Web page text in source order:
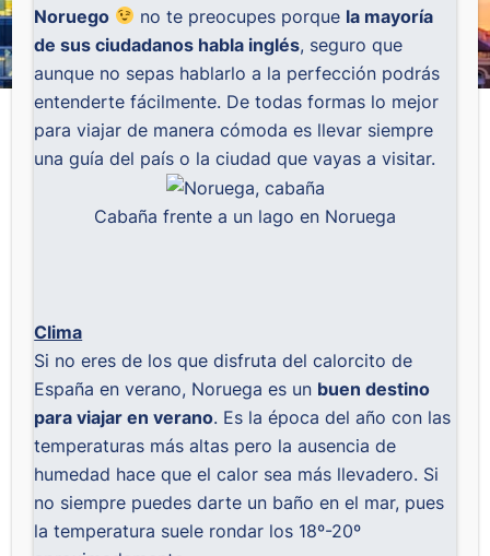
Noruego
no te preocupes porque la mayoría
de sus ciudadanos habla inglés, seguro que
aunque no sepas hablarlo a la perfección podrás
entenderte fácilmente. De todas formas lo mejor
para viajar de manera cómoda es llevar siempre
una guía del país o la ciudad que vayas a visitar.
Cabaña frente a un lago en Noruega
Clima
Si no eres de los que disfruta del calorcito de
España en verano, Noruega es un buen destino
para viajar en verano. Es la época del año con las
temperaturas más altas pero la ausencia de
humedad hace que el calor sea más llevadero. Si
no siempre puedes darte un baño en el mar, pues
la temperatura suele rondar los 18º-20º